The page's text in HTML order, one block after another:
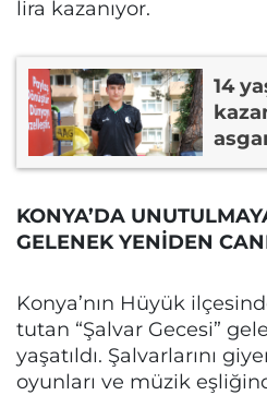
lira kazanıyor.
14
KONYA’DA
GELENEK YENİDEN
Konya’nın Hüyük
tutan “Şalvar Gecesi”
yaşatıldı. Şalvarlarını
oyunları ve müzik